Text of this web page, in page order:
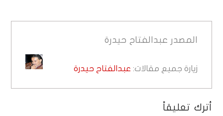
المصدر عبدالفتاح حيدرة
زيارة جميع مقالات: عبدالفتاح حيدرة
أترك تعليقاً